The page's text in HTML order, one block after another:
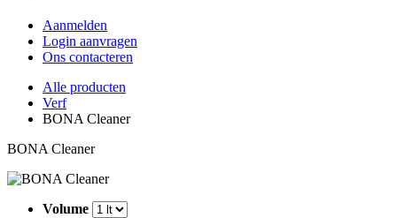
Aanmelden
Login aanvragen
Ons contacteren
Alle producten
Verf
BONA Cleaner
BONA Cleaner
Volume